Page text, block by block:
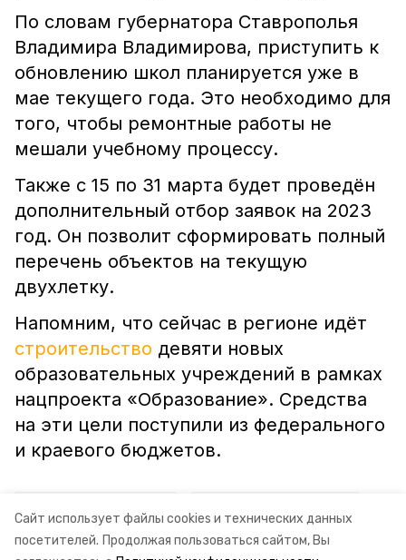
Сайт использует файлы cookies и технических данных
посетителей. Продолжая пользоваться сайтом, Вы
По словам губернатора Ставрополья
Владимира Владимирова, приступить к
обновлению школ планируется уже в
мае текущего года. Это необходимо для
того, чтобы ремонтные работы не
мешали учебному процессу.
Также с 15 по 31 марта будет проведён
дополнительный отбор заявок на 2023
год. Он позволит сформировать полный
перечень объектов на текущую
двухлетку.
Напомним, что сейчас в регионе идёт
строительство девяти новых
образовательных учреждений в рамках
нацпроекта «Образование». Средства
на эти цели поступили из федерального
и краевого бюджетов.
евгений штепа